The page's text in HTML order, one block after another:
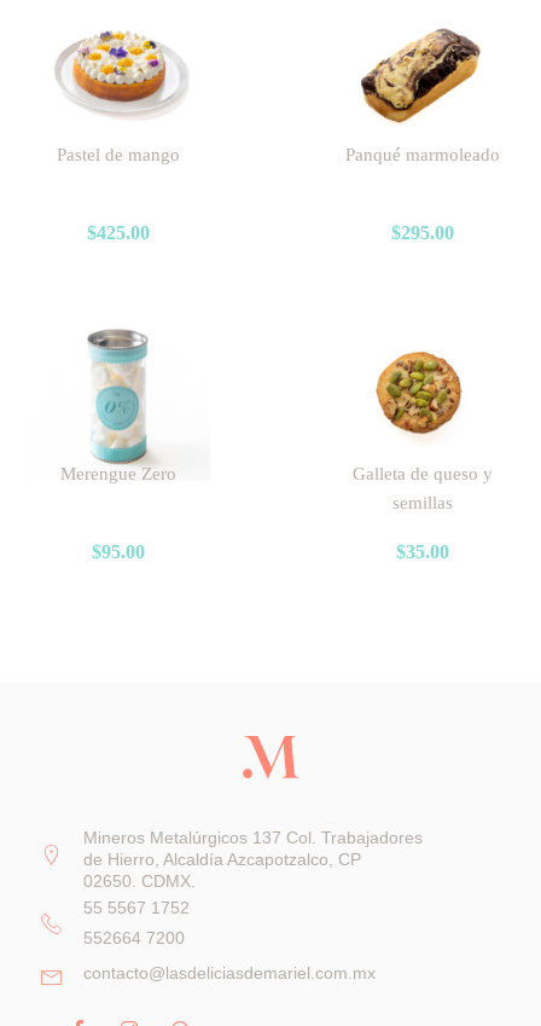
Pastel de mango
$425.00
Panqué marmoleado
$295.00
Merengue Zero
$95.00
Galleta de queso y
semillas
$35.00
Mineros Metalúrgicos 137 Col. Trabajadores
de Hierro, Alcaldía Azcapotzalco, CP
02650. CDMX.
55 5567 1752
552664 7200
contacto@lasdeliciasdemariel.com.mx
F
I
W